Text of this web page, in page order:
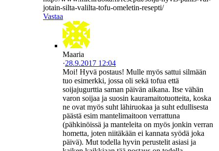
jotain-silta-valilta-tofu-omeletin-resepti/
Vastaa
Maaria
·28.9.2017 12:04
Moi! Hyvä postaus! Mulle myös sattui silmään
tuo esimerkki, jossa oli sekä tofua että
soijajugurttia saman päivän aikana. Itse vähän
varon soijaa ja suosin kauramaitotuotteita, koska
ne ovat myös suht lähiruokaa ja suht edullisesta
päästä esim mantelimaitoon verrattuna
(pähkinöissä ja manteleita on myös jonkin verran
hometta, joten niitäkään ei kannata syödä joka
päivä). Mut todella hyvin perustelit asiasi ja